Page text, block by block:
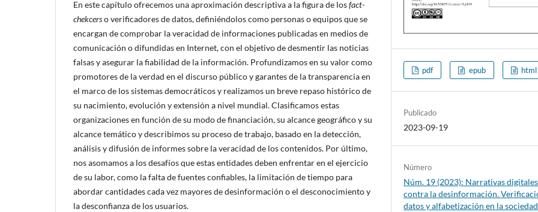
En este capítulo ofrecemos una aproximación descriptiva a la figura de losfact-
chekcerso verificadores de datos, definiéndolos como personas o equipos que se
encargan de comprobar la veracidad de informaciones publicadas en medios de
comunicación o difundidas en Internet, con el objetivo de desmentir las noticias
falsas y asegurar la fiabilidad de la información. Profundizamos en su valor como
promotores de la verdad en el discurso público y garantes de la transparencia en
el marco de los sistemas democráticos y realizamos un breve repaso histórico de
su nacimiento, evolución y extensión a nivel mundial. Clasificamos estas
organizaciones en función de su modo de financiación, su alcance geográfico y su
alcance temático y describimos su proceso de trabajo, basado en la detección,
análisis y difusión de informes sobre la veracidad de los contenidos. Por último,
nos asomamos a los desafíos que estas entidades deben enfrentar en el ejercicio
de su labor, como la falta de fuentes confiables, la limitación de tiempo para
abordar cantidades cada vez mayores de desinformación o el desconocimiento y
la desconfianza de los usuarios.
pdf epub html
Publicado
2023-09-19
Número
Núm. 19 (2023): Narrativas digitales
contra la desinformación.
datos y alfabetización en la sociedad